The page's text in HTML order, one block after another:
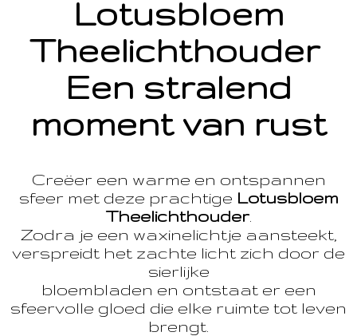
Lotusbloem
Theelichthouder
Een stralend
moment van rust
Creëer een warme en ontspannen
sfeer met deze prachtige Lotusbloem
Theelichthouder.
Zodra je een waxinelichtje aansteekt,
verspreidt het zachte licht zich door de
sierlijke
bloembladen en ontstaat er een
sfeervolle gloed die elke ruimte tot leven
brengt.